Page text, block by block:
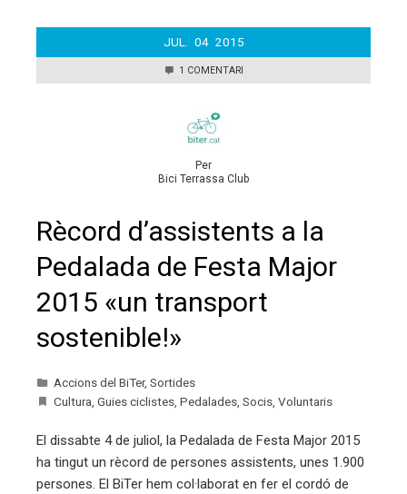
JUL. 04 2015
1 COMENTARI
Per
Bici Terrassa Club
Rècord d’assistents a la
Pedalada de Festa Major
2015 «un transport
sostenible!»
Accions del BiTer, Sortides
Cultura Guies ciclistes Pedalades Socis Voluntaris
El dissabte 4 de juliol, la Pedalada de Festa Major 2015
ha tingut un rècord de persones assistents, unes 1.900
persones. El BiTer hem col·laborat en fer el cordó de